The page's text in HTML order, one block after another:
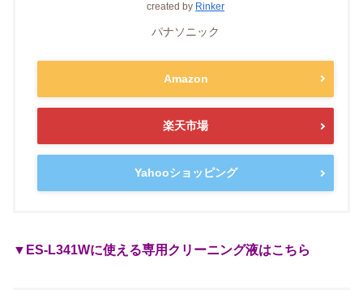
created by Rinker
パナソニック
Amazon
楽天市場
Yahooショッピング
▼ES-L341Wに使える専用クリーニング液はこちら